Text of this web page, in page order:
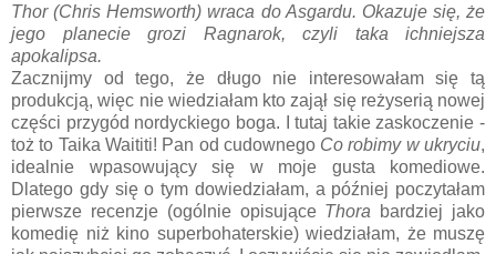
Thor (Chris Hemsworth) wraca do Asgardu. Okazuje się, że
jego planecie grozi Ragnarok, czyli taka ichniejsza
apokalipsa.
Zacznijmy od tego, że długo nie interesowałam się tą
produkcją, więc nie wiedziałam kto zajął się reżyserią nowej
części przygód nordyckiego boga. I tutaj takie zaskoczenie -
toż to Taika Waititi! Pan od cudownego Co robimy w ukryciu,
idealnie wpasowujący się w moje gusta komediowe.
Dlatego gdy się o tym dowiedziałam, a później poczytałam
pierwsze recenzje (ogólnie opisujące Thora bardziej jako
komedię niż kino superbohaterskie) wiedziałam, że muszę